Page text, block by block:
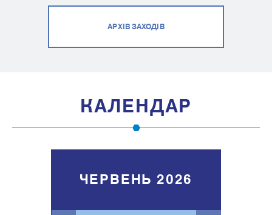
АРХІВ ЗАХОДІВ
КАЛЕНДАР
ЧЕРВЕНЬ 2026